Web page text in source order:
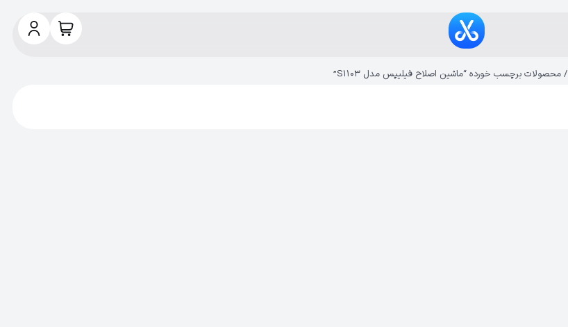
/ محصولات برچسب خورده “ماشین اصلاح فیلیپس مدل S1103”